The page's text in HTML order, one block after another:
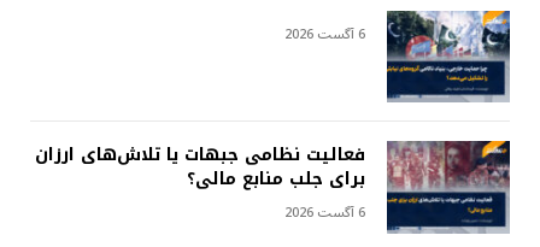
6 آگست 2026
فعالیت نظامی جبهات یا تلاش‌های ارزان
برای جلب منابع مالی؟
6 آگست 2026